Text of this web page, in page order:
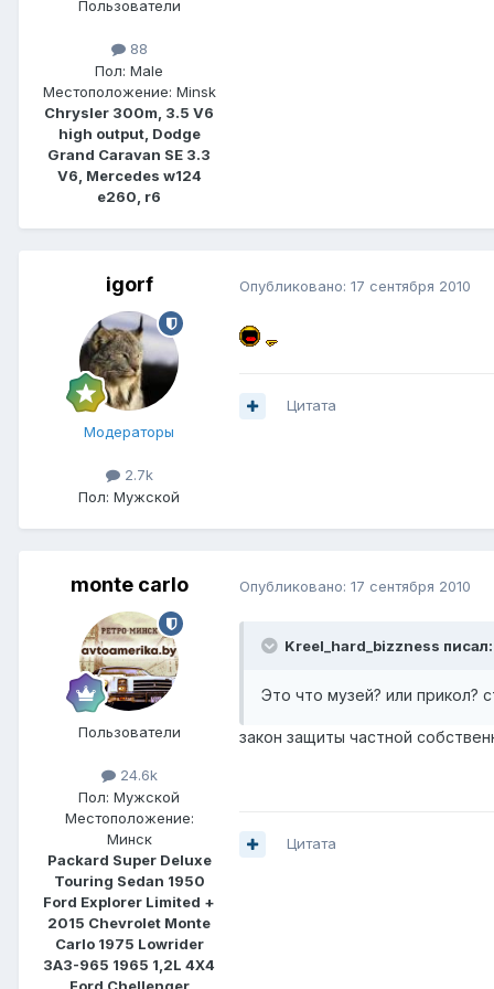
Пользователи
88
Пол: Male
Местоположение: Minsk
Chrysler 300m, 3.5 V6
high output, Dodge
Grand Caravan SE 3.3
V6, Mercedes w124
e260, r6
igorf
Модераторы
2.7k
Пол: Мужской
Опубликовано: 17 сентября 2010
Цитата
monte carlo
Пользователи
24.6k
Пол: Мужской
Местоположение:
Минск
Packard Super Deluxe
Touring Sedan 1950
Ford Explorer Limited +
2015 Chevrolet Monte
Carlo 1975 Lowrider
ЗАЗ-965 1965 1,2L 4Х4
Ford Chellenger
Опубликовано: 17 сентября 2010
Kreel_hard_bizzness писал:
Это что музей? или прикол?
закон защиты частной
Цитата